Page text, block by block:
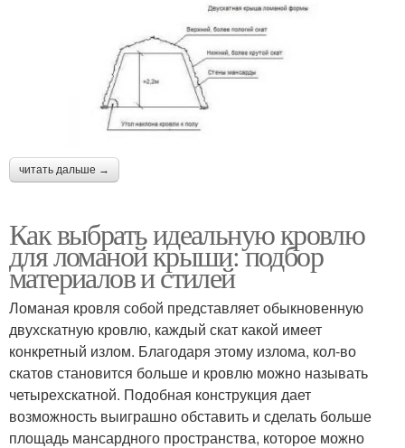
читать дальше →
Как выбрать идеальную кровлю
для ломаной крыши: подбор
материалов и стилей
Ломаная кровля собой представляет обыкновенную
двухскатную кровлю, каждый скат какой имеет
конкретный излом. Благодаря этому излома, кол-во
скатов становится больше и кровлю можно называть
четырехскатной. Подобная конструкция дает
возможность выиграшно обставить и сделать больше
площадь мансардного пространства, которое можно